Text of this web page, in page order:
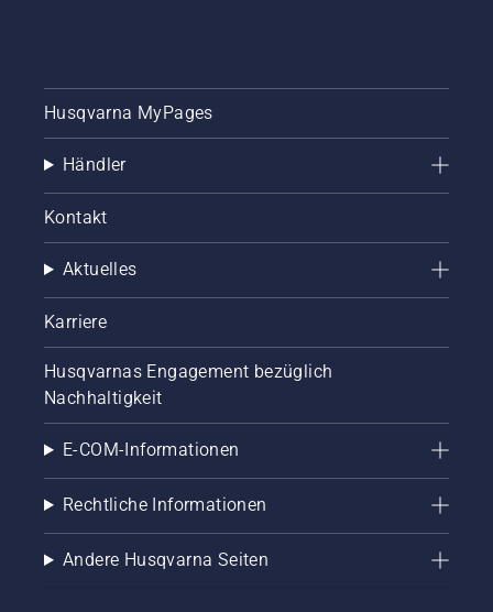
Husqvarna MyPages
Händler
Kontakt
Aktuelles
Karriere
Husqvarnas Engagement bezüglich
Nachhaltigkeit
E-COM-Informationen
Rechtliche Informationen
Andere Husqvarna Seiten